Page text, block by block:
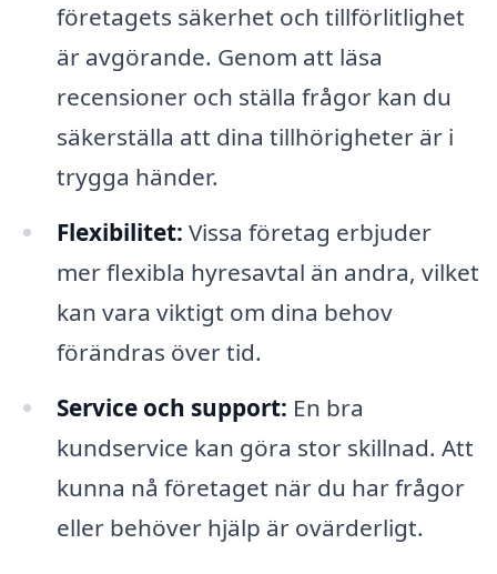
företagets säkerhet och tillförlitlighet
är avgörande. Genom att läsa
recensioner och ställa frågor kan du
säkerställa att dina tillhörigheter är i
trygga händer.
Flexibilitet: Vissa företag erbjuder
mer flexibla hyresavtal än andra, vilket
kan vara viktigt om dina behov
förändras över tid.
Service och support: En bra
kundservice kan göra stor skillnad. Att
kunna nå företaget när du har frågor
eller behöver hjälp är ovärderligt.